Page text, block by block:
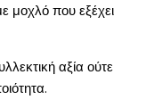
μοχλό που εξέχει
αξία ούτε